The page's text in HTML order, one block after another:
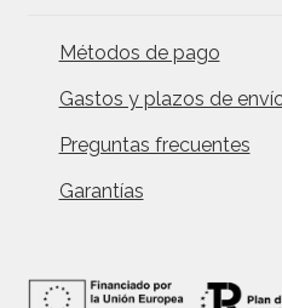
Métodos de pago
Gastos y plazos de
Preguntas frecuentes
Garantías